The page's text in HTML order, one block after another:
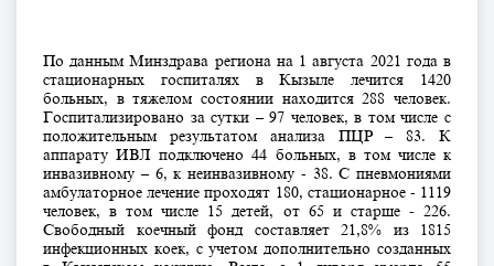
По данным Минздрава региона на 1 августа 2021 года в
стационарных госпиталях в Кызыле лечится 1420
больных, в тяжелом состоянии находится 288 человек.
Госпитализировано за сутки – 97 человек, в том числе с
положительным результатом анализа ПЦР – 83. К
аппарату ИВЛ подключено 44 больных, в том числе к
инвазивному – 6, к неинвазивному - 38. С пневмониями
амбулаторное лечение проходят 180, стационарное - 1119
человек, в том числе 15 детей, от 65 и старше - 226.
Свободный коечный фонд составляет 21,8% из 1815
инфекционных коек, с учетом дополнительно созданных